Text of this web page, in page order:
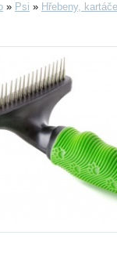
» Psi » Hřebeny, kartáče